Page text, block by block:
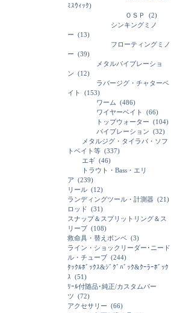
ﾐｽｳｨｯｸ)
ＯＳＰ
(2)
シンキングミノ
ー (13)
フローティングミノ
ー (39)
メタルバイブレーショ
ン (12)
ラバージグ・チャターベ
イト
(153)
ワーム (486)
ワイヤーベイト
(66)
トップウォーター (104)
バイブレーション (32)
メタルジグ・タイラバ・ソフ
トベイト等 (337)
エギ (46)
トラウト・Bass・エリ
ア (239)
リール (12)
ランディングツール・計測器 (21)
ロッド (31)
スナップ＆スプリットリング＆ス
リーブ (108)
救命具・替えボンベ (3)
ライン・ショックリーダー･ニード
ル・チューブ (244)
ﾀｯｸﾙﾎﾞｯｸｽ&ｼﾞｸﾞﾊﾞｯｸ&ｸｰﾗｰﾎﾞｯｸ
ｽ (51)
ﾘｰﾙ付随品･純正/カスタムパー
ツ (72)
アクセサリー (66)